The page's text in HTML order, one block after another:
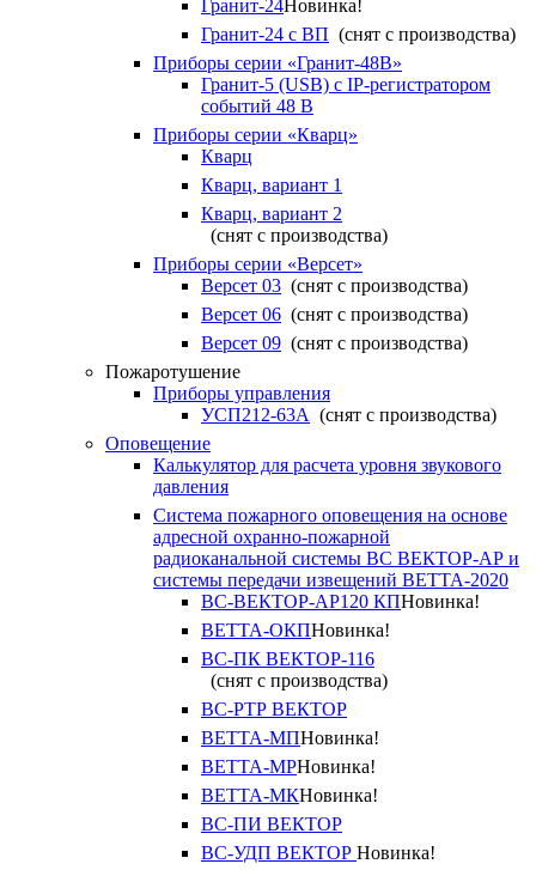
Гранит-24Новинка!
Гранит-24 с ВП (снят с производства)
Приборы серии «Гранит-48В»
Гранит-5 (USB) c IP-регистратором
событий 48 В
Приборы серии «Кварц»
Кварц
Кварц, вариант 1
Кварц, вариант 2
(снят с производства)
Приборы серии «Версет»
Версет 03 (снят с производства)
Версет 06 (снят с производства)
Версет 09 (снят с производства)
Пожаротушение
Приборы управления
УСП212-63А (снят с производства)
Оповещение
Калькулятор для расчета уровня звукового
давления
Система пожарного оповещения на основе
адресной охранно-пожарной
радиоканальной системы ВС ВЕКТОР-АР и
системы передачи извещений ВЕТТА-2020
ВС-ВЕКТОР-АР120 КПНовинка!
ВЕТТА-ОКПНовинка!
ВС-ПК ВЕКТОР-116
(снят с производства)
ВС-РТР ВЕКТОР
ВЕТТА-МПНовинка!
ВЕТТА-МРНовинка!
ВЕТТА-МКНовинка!
ВС-ПИ ВЕКТОР
ВС-УДП ВЕКТОР Новинка!